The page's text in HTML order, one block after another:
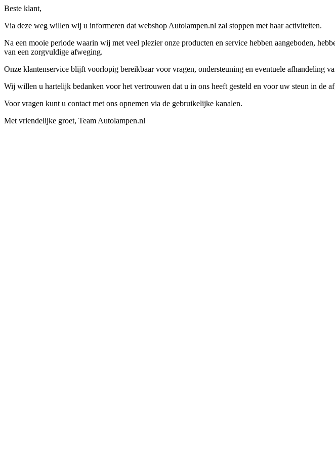
Beste klant,
Via deze weg willen wij u informeren dat webshop Autolampen.nl zal stoppen met haar activiteiten.
Na een mooie periode waarin wij met veel plezier onze producten en service hebben aangeboden,
van een zorgvuldige afweging.
Onze klantenservice blijft voorlopig bereikbaar voor vragen, ondersteuning en eventuele afhandeling
Wij willen u hartelijk bedanken voor het vertrouwen dat u in ons heeft gesteld en voor uw steun in de
Voor vragen kunt u contact met ons opnemen via de gebruikelijke kanalen.
Met vriendelijke groet, Team Autolampen.nl